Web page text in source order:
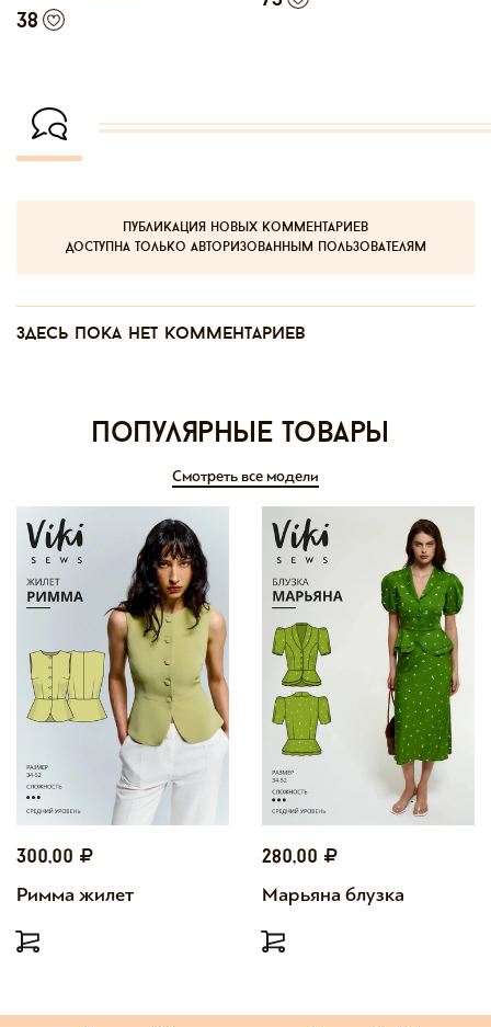
38
публикация новых комментариев
доступна только авторизованным пользователям
Здесь пока нет комментариев
Популярные товары
Смотреть все модели
300,00
Римма жилет
280,00
Марьяна блузка